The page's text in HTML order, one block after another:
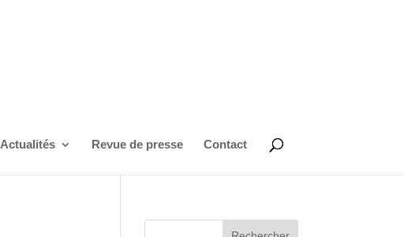
Actualités Revue de presse Contact